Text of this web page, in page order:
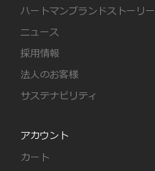
ハートマンブランドストーリー
ニュース
採用情報
法人のお客様
サステナビリティ
アカウント
カート